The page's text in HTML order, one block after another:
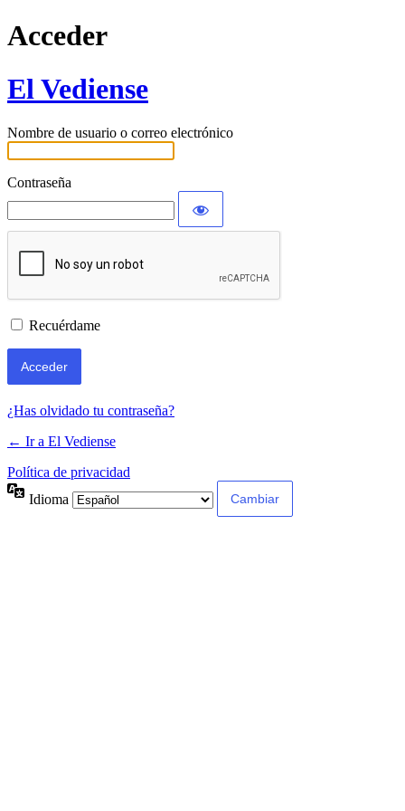
Acceder
El Vediense
Nombre de usuario o correo electrónico
Contraseña
Recuérdame
¿Has olvidado tu contraseña?
← Ir a El Vediense
Política de privacidad
Idioma